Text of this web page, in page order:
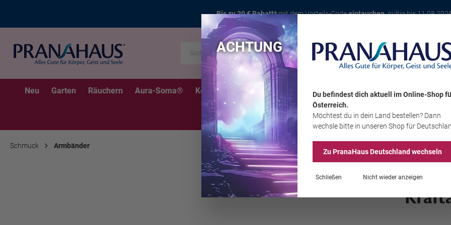
Bis zu 20 € Rabatt*mit dem Vorteils-Codeeintauchen, gültig bis
Karte
Neu Garten Räuchern Aura-Soma® Kerzen Schmuck Edelsteine Wohnambiente
Sale
Schmuck Armbänder
ACHTUNG
Du befindest dich aktuell im Online-Shop
Österreich.
Möchtest du in dein Land bestellen? Dann
wechsle bitte in unseren Shop für
Zu PranaHausDeutschland wechseln
Schließen Nicht wieder anzeigen